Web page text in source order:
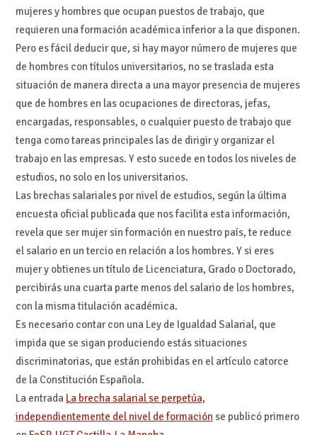
mujeres y hombres que ocupan puestos de trabajo, que
requieren una formación académica inferior a la que disponen.
Pero es fácil deducir que, si hay mayor número de mujeres que
de hombres con títulos universitarios, no se traslada esta
situación de manera directa a una mayor presencia de mujeres
que de hombres en las ocupaciones de directoras, jefas,
encargadas, responsables, o cualquier puesto de trabajo que
tenga como tareas principales las de dirigir y organizar el
trabajo en las empresas. Y esto sucede en todos los niveles de
estudios, no solo en los universitarios.
Las brechas salariales por nivel de estudios, según la última
encuesta oficial publicada que nos facilita esta información,
revela que ser mujer sin formación en nuestro país, te reduce
el salario en un tercio en relación a los hombres. Y si eres
mujer y obtienes un título de Licenciatura, Grado o Doctorado,
percibirás una cuarta parte menos del salario de los hombres,
con la misma titulación académica.
Es necesario contar con una Ley de Igualdad Salarial, que
impida que se sigan produciendo estás situaciones
discriminatorias, que están prohibidas en el artículo catorce
de la Constitución Española.
La entrada La brecha salarial se perpetúa,
independientemente del nivel de formación se publicó primero